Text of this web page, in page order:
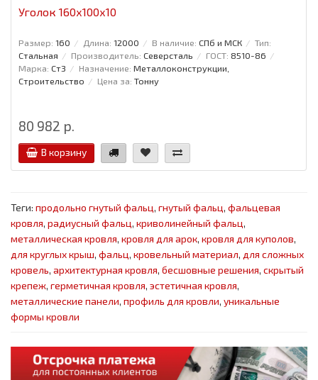
Уголок 160x100x10
Размер: 160 Длина: 12000 В наличие: СПб и МСК
Тип:
Стальная
Производитель: Северсталь ГОСТ: 8510-86
Марка: Ст3 Назначение: Металлоконструкции,
Строительство
Цена за: Тонну
80 982 р.
В корзину
Теги: продольно гнутый фальц, гнутый фальц, фальцевая
кровля, радиусный фальц, криволинейный фальц,
металлическая кровля, кровля для арок, кровля для куполов,
для круглых крыш, фальц, кровельный материал, для сложных
кровель, архитектурная кровля, бесшовные решения, скрытый
крепеж, герметичная кровля, эстетичная кровля,
металлические панели, профиль для кровли, уникальные
формы кровли